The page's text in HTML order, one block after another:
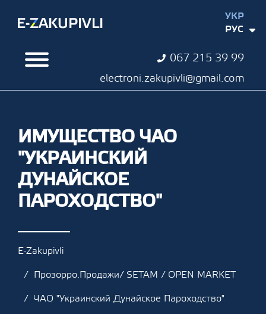
067 215 39 99
electroni.zakupivli@gmail.com
УКР
РУС
ИМУЩЕСТВО ЧАО
"УКРАИНСКИЙ
ДУНАЙСКОЕ
ПАРОХОДСТВО"
E-Zakupivli
Прозорро.Продажи/ SETAM / OPEN MARKET
ЧАО "Украинский Дунайское Пароходство"